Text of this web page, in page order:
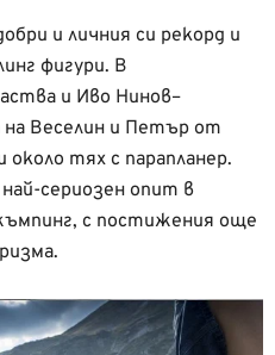
и личния си рекорд и
фигури. В
и Иво Нинов–
на Веселин и Петър от
около тях с парапланер.
сериозен опит в
с постижения още